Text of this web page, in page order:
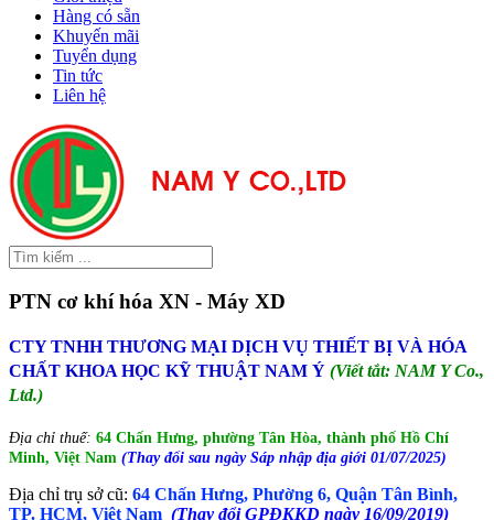
Hàng có sẵn
Khuyến mãi
Tuyển dụng
Tin tức
Liên hệ
PTN cơ khí hóa XN - Máy XD
CTY TNHH THƯƠNG MẠI DỊCH VỤ THIẾT BỊ VÀ HÓA
CHẤT KHOA HỌC KỸ THUẬT NAM Ý (Viết tắt: NAM Y Co.,
Ltd.)
Địa chỉ thuế: 64 Chấn Hưng, phường Tân Hòa, thành phố Hồ Chí
Minh, Việt Nam (Thay đổi sau ngày Sáp nhập địa giới 01/07/2025)
Địa chỉ trụ sở cũ: 64 Chấn Hưng, Phường 6, Quận Tân Bình,
TP. HCM, Việt Nam (Thay đổi GPĐKKD ngày 16/09/2019)